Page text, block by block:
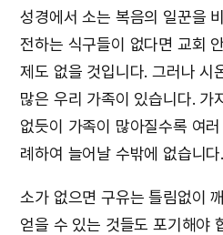
성경에서 소는 복음의 일꾼을
전하는 식구들이 없다면 교회
제도 없을 것입니다. 그러나 시
많은 우리 가족이 있습니다. 가
없듯이 가족이 많아질수록 여
례하여 늘어날 수밖에 없습니다.
소가 없으면 구유는 틀림없이
얻을 수 있는 것들도 포기해야